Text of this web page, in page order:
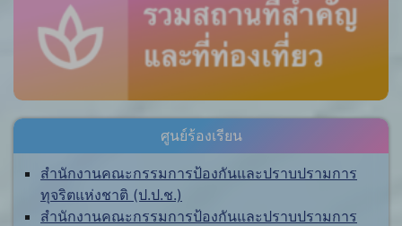
ศูนย์ร้องเรียน
สำนักงานคณะกรรมการป้องกันและปราบปรามการ
ทุจริตแห่งชาติ (ป.ป.ช.)
สำนักงานคณะกรรมการป้องกันและปราบปรามการ